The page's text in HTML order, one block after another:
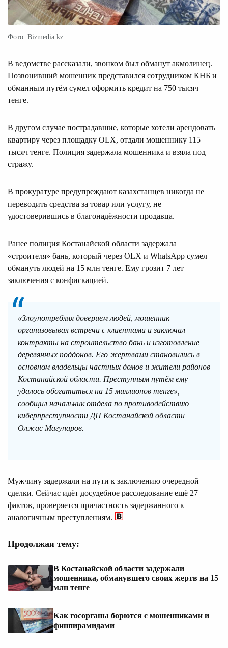
Фото: Bizmedia.kz.
В ведомстве рассказали, звонком был обманут акмолинец.
Позвонивший мошенник представился сотрудником КНБ и
обманным путём сумел оформить кредит на 750 тысяч
тенге.
В другом случае пострадавшие, которые хотели арендовать
квартиру через площадку OLX, отдали мошеннику 115
тысяч тенге. Полиция задержала мошенника и взяла под
стражу.
В прокуратуре предупреждают казахстанцев никогда не
переводить средства за товар или услугу, не
удостоверившись в благонадёжности продавца.
Ранее полиция Костанайской области задержала
«строителя» бань, который через OLX и WhatsApp сумел
обмануть людей на 15 млн тенге. Ему грозит 7 лет
заключения с конфискацией.
«Злоупотребляя доверием людей, мошенник
организовывал встречи с клиентами и заключал
контракты на строительство бань и изготовление
деревянных поддонов. Его жертвами становились в
основном владельцы частных домов и жители районов
Костанайской области. Преступным путём ему
удалось обогатиться на 15 миллионов тенге», —
сообщил начальник отдела по противодействию
киберпреступности ДП Костанайской области
Олжас Магупаров.
Мужчину задержали на пути к заключению очередной
сделки. Сейчас идёт досудебное расследование ещё 27
фактов, проверяется причастность задержанного к
аналогичным преступлениям.
Продолжая тему:
В Костанайской области задержали
мошенника, обманувшего своих жертв на 15
млн тенге
Как госорганы борются с мошенниками и
финпирамидами